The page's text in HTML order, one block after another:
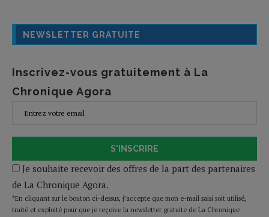
NEWSLETTER GRATUITE
Inscrivez-vous gratuitement à La
Chronique Agora
S'INSCRIRE
Je souhaite recevoir des offres de la part des partenaires
de La Chronique Agora.
*En cliquant sur le bouton ci-dessus, j’accepte que mon e-mail saisi soit utilisé,
traité et exploité pour que je reçoive la newsletter gratuite de La Chronique